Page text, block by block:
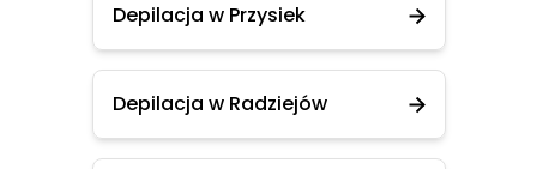
Depilacja w Przysiek
Depilacja w Radziejów